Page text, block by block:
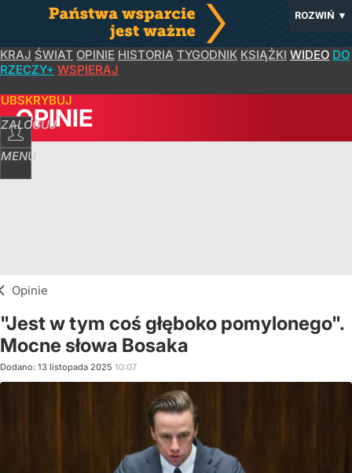
ROZWIŃ ▼
KRAJ ŚWIAT OPINIE HISTORIA TYGODNIK KSIĄŻKI WIDEO DO
RZECZY+ WSPIERAJ
ZALOGUJ
MENU
OPINIE
Opinie
"Jest w tym coś głęboko pomylonego".
Mocne słowa Bosaka
Dodano: 13 listopada 2025 10:07